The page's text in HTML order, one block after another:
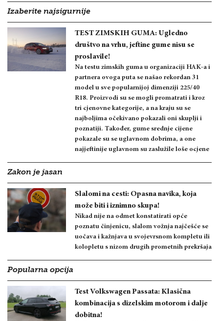
Izaberite najsigurnije
TEST ZIMSKIH GUMA: Ugledno
društvo na vrhu, jeftine gume nisu se
proslavile!
Na testu zimskih guma u organizaciji HAK-a i
partnera ovoga puta se našao rekordan 31
model u sve popularnijoj dimenziji 225/40
R18. Proizvodi su se mogli promatrati i kroz
tri cjenovne kategorije, a na kraju su se
najboljima očekivano pokazali oni skuplji i
poznatiji. Također, gume srednje cijene
pokazale su se uglavnom dobrima, a one
najjeftinije uglavnom su zaslužile loše ocjene
Zakon je jasan
Slalomi na cesti: Opasna navika, koja
može biti i iznimno skupa!
Nikad nije na odmet konstatirati opće
poznatu činjenicu, slalom vožnja najčešće se
uočava i kažnjava u svojevrsnom kompletu ili
kolopletu s nizom drugih prometnih prekršaja
Popularna opcija
Test Volkswagen Passata: Klasična
kombinacija s dizelskim motorom i dalje
dobitna!